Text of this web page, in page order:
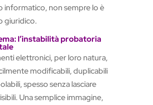
informatico, non sempre lo è
giuridico.
l’instabilità probatoria
elettronici, per loro natura,
modificabili, duplicabili
spesso senza lasciare
Una semplice immagine,